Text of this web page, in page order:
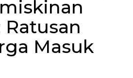
Ratusan
Masuk